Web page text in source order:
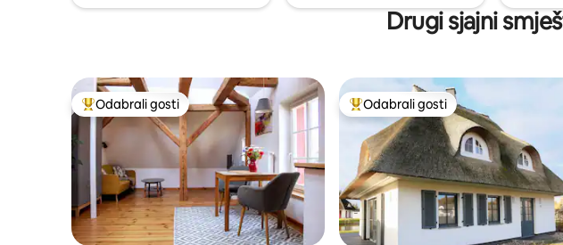
Drugi sjajni
Među najviše rangiranima s oznakom „Odabrali gosti”
Odabrali gosti Među najviše rangiranima s
Odabrali gosti